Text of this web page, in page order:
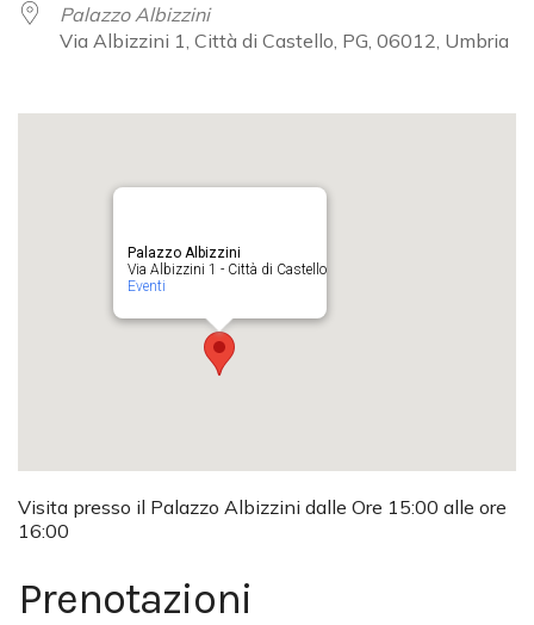
Palazzo Albizzini
Via Albizzini 1, Città di Castello, PG, 06012, Umbria
Palazzo Albizzini
Via Albizzini 1 - Città di Castello
Eventi
Visita presso il Palazzo Albizzini dalle Ore 15:00 alle ore
16:00
Prenotazioni